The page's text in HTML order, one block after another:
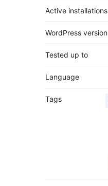
Active installations
WordPress version
Tested up to
Language
Tags